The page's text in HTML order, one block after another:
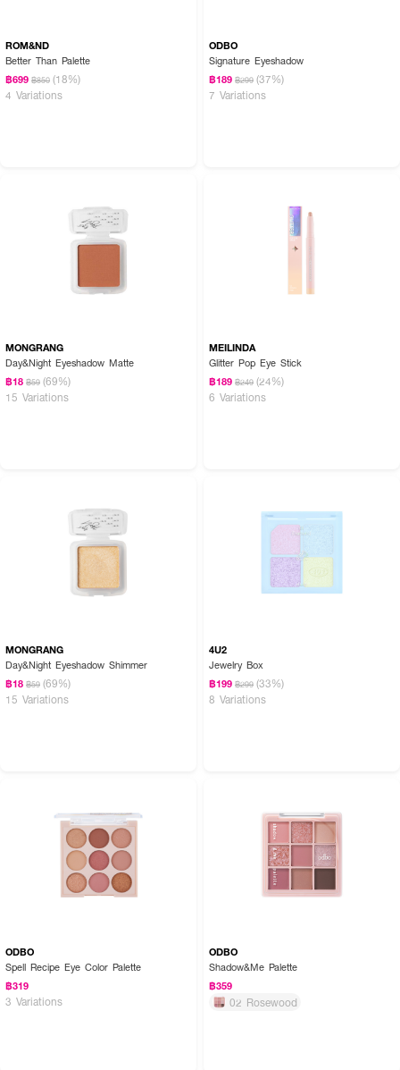
How to Use :
ใช้ CUTE PRESS Eye & Cheek Palette คู่กับแปรงแต่งหน้า หรือนิ้วมือเบลนด์
สี โดยแตะแต่น้อยแล้วค่อยๆ บิ้ว จะได้ลุคที่เป็นธรรมชาติ
ROM&ND
Better Than Palette
฿699 ฿850 (18%)
4 Variations
ODBO
Signature Eyeshadow
฿189 ฿299 (37%)
7 Variations
MONGRANG
Day&Night Eyeshadow Matte
฿18 ฿59 (69%)
15 Variations
MEILINDA
Glitter Pop Eye Stick
฿189 ฿249 (24%)
6 Variations
MONGRANG
Day&Night Eyeshadow Shimmer
฿18 ฿59 (69%)
15 Variations
4U2
Jewelry Box
฿199 ฿299 (33%)
8 Variations
ODBO
Spell Recipe Eye Color Palette
฿319
3 Variations
ODBO
Shadow&Me Palette
฿359
02 Rosewood